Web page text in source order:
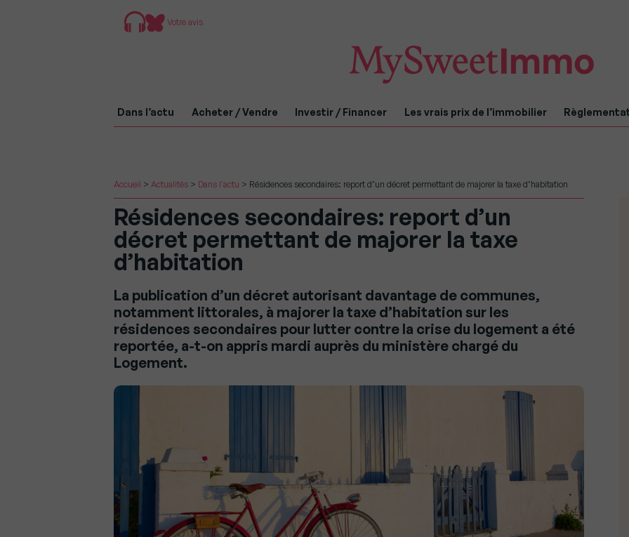
Votre avis
Dans l’actu Acheter / Vendre Investir / Financer Les vrais prix de l’immobilier
Accueil > Actualités > Dans l'actu > Résidences secondaires: report d’un décret permettant de majorer la taxe d’habitation
Résidences secondaires: report d’un
décret permettant de majorer la taxe
d’habitation
La publication d’un décret autorisant davantage de communes,
notamment littorales, à majorer la taxe d’habitation sur les
résidences secondaires pour lutter contre la crise du logement a été
reportée, a-t-on appris mardi auprès du ministère chargé du
Logement.